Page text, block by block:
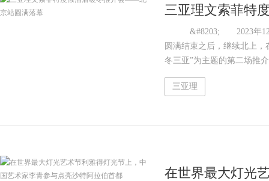
三亚理文索菲特
&#8203; 2023年12月
圆满结束之后，继续北上
冬三亚”为主题的第二场推
三亚理
在世界最大灯光